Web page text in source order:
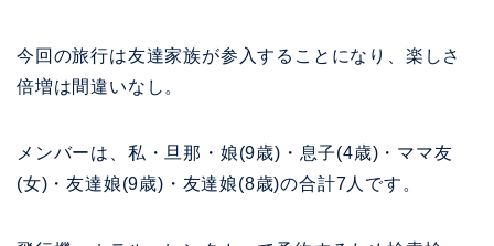
今回の旅行は友達家族が参入することになり、楽しさ
倍増は間違いなし。
メンバーは、私・旦那・娘(9歳)・息子(4歳)・ママ友
(女)・友達娘(9歳)・友達娘(8歳)の合計7人です。